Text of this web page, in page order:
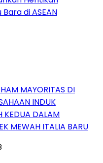
di ASEAN
MAYORITAS DI
INDUK
KEDUA DALAM
MEWAH ITALIA BARU